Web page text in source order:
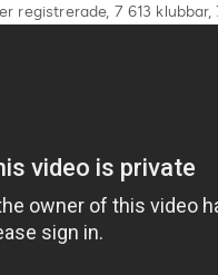
registrerade, 7 613